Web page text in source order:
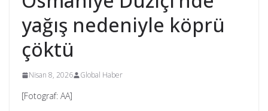
yağış nedeniyle köprü
çöktü
Nisan 8, 2026 Global Haber
[Fotograf: AA]